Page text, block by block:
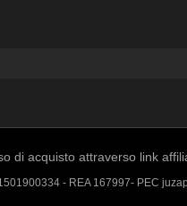
di acquisto attraverso link
- REA 167997- PEC